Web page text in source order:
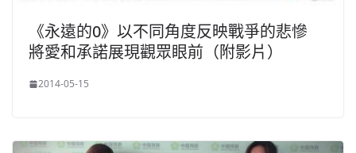
《永遠的0》以不同角度反映戰爭的悲慘
將愛和承諾展現觀眾眼前（附影片）
2014-05-15